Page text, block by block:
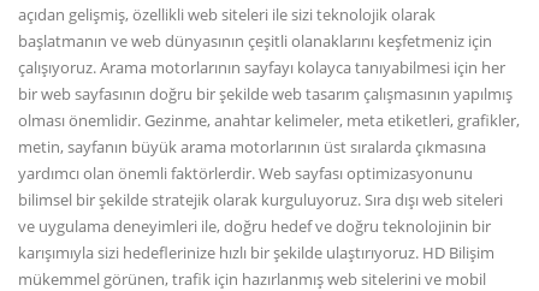
açıdan gelişmiş, özellikli web siteleri ile sizi teknolojik olarak
başlatmanın ve web dünyasının çeşitli olanaklarını keşfetmeniz için
çalışıyoruz. Arama motorlarının sayfayı kolayca tanıyabilmesi için her
bir web sayfasının doğru bir şekilde web tasarım çalışmasının yapılmış
olması önemlidir. Gezinme, anahtar kelimeler, meta etiketleri, grafikler,
metin, sayfanın büyük arama motorlarının üst sıralarda çıkmasına
yardımcı olan önemli faktörlerdir. Web sayfası optimizasyonunu
bilimsel bir şekilde stratejik olarak kurguluyoruz. Sıra dışı web siteleri
ve uygulama deneyimleri ile, doğru hedef ve doğru teknolojinin bir
karışımıyla sizi hedeflerinize hızlı bir şekilde ulaştırıyoruz. HD Bilişim
mükemmel görünen, trafik için hazırlanmış web sitelerini ve mobil